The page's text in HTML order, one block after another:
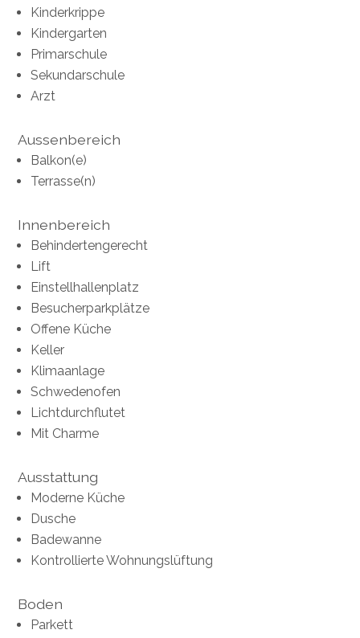
Kinderkrippe
Kindergarten
Primarschule
Sekundarschule
Arzt
Aussenbereich
Balkon(e)
Terrasse(n)
Innenbereich
Behindertengerecht
Lift
Einstellhallenplatz
Besucherparkplätze
Offene Küche
Keller
Klimaanlage
Schwedenofen
Lichtdurchflutet
Mit Charme
Ausstattung
Moderne Küche
Dusche
Badewanne
Kontrollierte Wohnungslüftung
Boden
Parkett